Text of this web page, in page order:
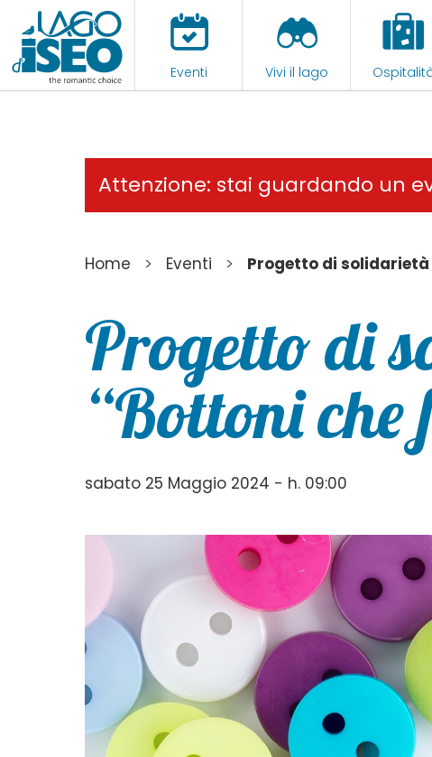
Eventi Vivi il lago
Attenzione: stai guardando un
Home > Eventi > Progetto di
Progetto di
“Bottoni
sabato 25 Maggio 2024 - h. 09:00